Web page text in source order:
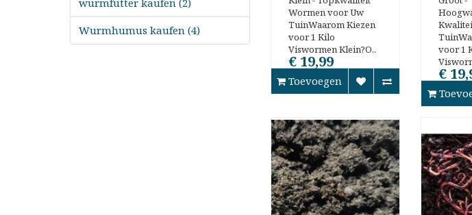
wurmfutter kaufen (2)
Wurmhumus kaufen (4)
Wormen voor Uw
TuinWaarom Kiezen
voor 1 Kilo
Viswormen Klein?O..
€ 19,99
Toevoegen
voor 1
€